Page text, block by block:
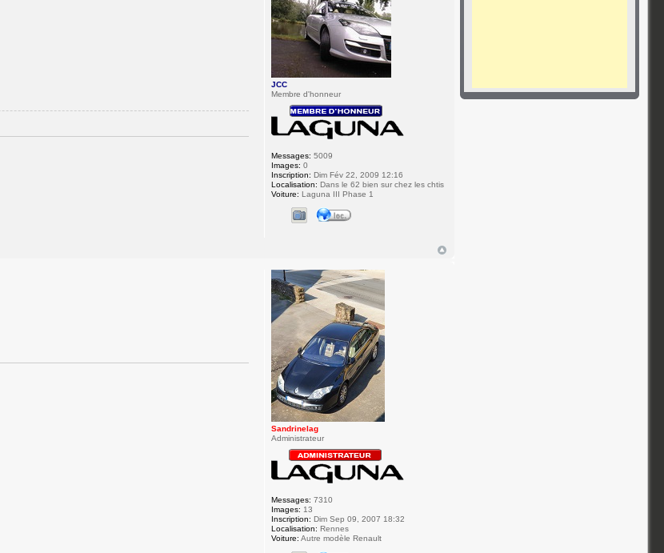
JCC
Membre d'honneur
Messages: 5009
Images: 0
Inscription: Dim Fév 22, 2009 12:16
Localisation: Dans le 62 bien sur chez les chtis
Voiture: Laguna III Phase 1
Sandrinelag
Administrateur
Messages: 7310
Images: 13
Inscription: Dim Sep 09, 2007 18:32
Localisation: Rennes
Voiture: Autre modèle Renault